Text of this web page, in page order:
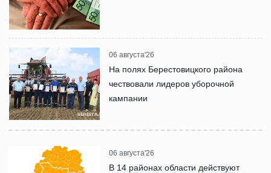
06 августа'26
На полях Берестовицкого района
чествовали лидеров уборочной
кампании
06 августа'26
В 14 районах области действуют